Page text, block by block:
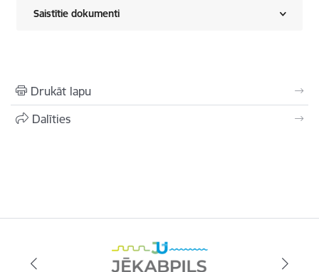
Saistītie dokumenti
Drukāt lapu
Dalīties